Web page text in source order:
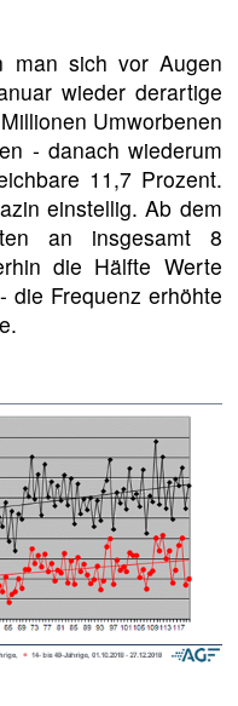
man sich vor Augen
wieder derartige
Umworbenen
- danach wiederum
11,7 Prozent.
einstellig. Ab dem
an insgesamt 8
die Hälfte Werte
die Frequenz erhöhte